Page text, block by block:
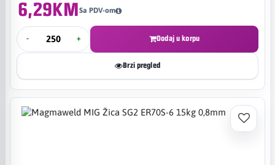
6,29KMSa PDV-om
- + Dodaj u korpu
Brzi pregled